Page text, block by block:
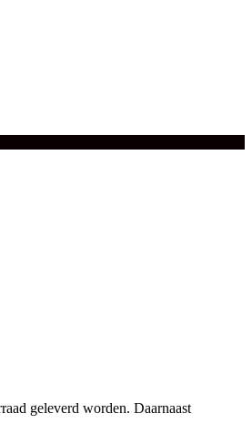
geleverd worden. Daarnaast